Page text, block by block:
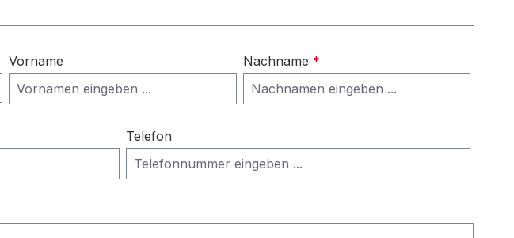
Vorname Nachname *
Telefon